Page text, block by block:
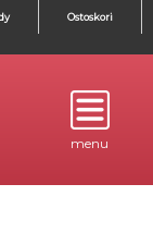
Ostoskori
menu